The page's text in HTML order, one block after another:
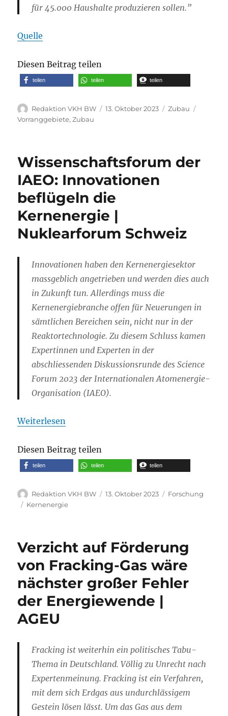
für 45.000 Haushalte produzieren sollen.”
Quelle
Diesen Beitrag teilen
teilen teilen teilen
Autor
Redaktion VKH BW
Veröffentlicht
13. Oktober 2023 Kategorien
Zubau
Vorranggebiete,Zubau
Wissenschaftsforum der
IAEO: Innovationen
beflügeln die
Kernenergie |
Nuklearforum Schweiz
Innovationen haben den Kernenergiesektor
massgeblich angetrieben und werden dies auch
in Zukunft tun. Allerdings muss die
Kernenergiebranche offen für Neuerungen in
sämtlichen Bereichen sein, nicht nur in der
Reaktortechnologie. Zu diesem Schluss kamen
Expertinnen und Experten in der
abschliessenden Diskussionsrunde des Science
Forum 2023 der Internationalen Atomenergie-
Organisation (IAEO).
Weiterlesen
Diesen Beitrag teilen
teilen teilen teilen
Autor
Redaktion VKH BW
Veröffentlicht
13. Oktober 2023 Kategorien
Forschung
Schlagwörter
Kernenergie
Verzicht auf Förderung
von Fracking-Gas wäre
nächster großer Fehler
der Energiewende |
AGEU
Fracking ist weiterhin ein politisches Tabu-
Thema in Deutschland. Völlig zu Unrecht nach
Expertenmeinung. Fracking ist ein Verfahren,
mit dem sich Erdgas aus undurchlässigem
Gestein lösen lässt. Um das Gas aus dem